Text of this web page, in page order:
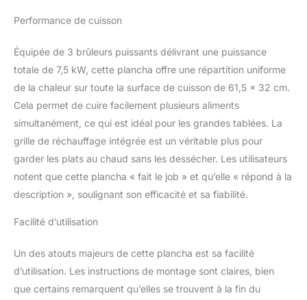
sans effort. Conception
verrous des deux côtés
serrés, ils empêchent
efficacement le plateau
de cuisson de bouger et
garantissent un
transport en toute
sécurité. La plaque est
munie de poignées des
deux côtés, de sorte qu'il
avez fini de cuisiner.
Graisses : Le trou situé
sur le dessus de la
Performance de cuisson
Équipée de 3 brûleurs puissants délivrant une puissance
totale de 7,5 kW, cette plancha offre une répartition uniforme
de la chaleur sur toute la surface de cuisson de 61,5 x 32 cm.
Cela permet de cuire facilement plusieurs aliments
simultanément, ce qui est idéal pour les grandes tablées. La
grille de réchauffage intégrée est un véritable plus pour
garder les plats au chaud sans les dessécher. Les utilisateurs
notent que cette plancha « fait le job » et qu’elle « répond à la
description », soulignant son efficacité et sa fiabilité.
Facilité d’utilisation
Un des atouts majeurs de cette plancha est sa facilité
d’utilisation. Les instructions de montage sont claires, bien
que certains remarquent qu’elles se trouvent à la fin du